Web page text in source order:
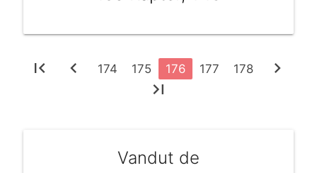
first_page chevron_left 174 175 176 177 178
chevron_right
last_page
Vandut de